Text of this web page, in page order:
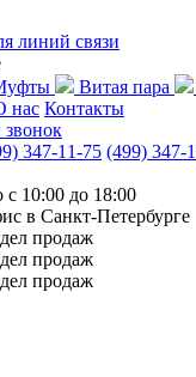
Витая пара
нас Контакты
звонок
347-11-75 (499) 347-
с 10:00 до 18:00
в Санкт-Петербурге
продаж
продаж
продаж